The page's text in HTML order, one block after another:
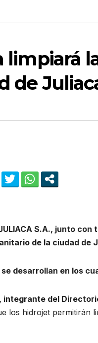
limpiará
de
S.A., junto
de la ciudad de
desarrollan en los
del
los hidrojet permitirán